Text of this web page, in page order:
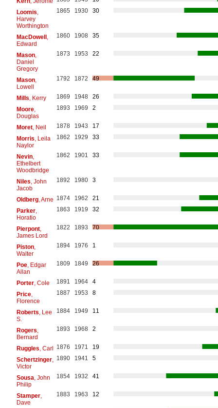
Loomis
Harvey
Worthington
1865 1930 30
MacDowell,
Edward
1860 1908 35
Mason,
Daniel
Gregory
1873 1953 22
Mason,
Lowell
1792 1872 49
Mills , Kerry 1869 1948
26
Moore,
Douglas
1893 1969 2
Moret, Neil 1878 1943
17
Morris , Leila
Naylor
1862 1929 33
Nevin,
Ethelbert
Woodbridge
1862 1901 33
Niles , John
Jacob
1892 1980 3
Oldberg, Arne 1874 1962
21
Parker,
Horatio
1863 1919 32
Pierpont,
James Lord
1822 1893 70
Piston,
Walter
1894 1976 1
Poe, Edgar
Allan
1809 1849 26
Porter, Cole 1891 1964
4
Price,
Florence
1887 1953 8
Roberts , Lee
S.
1884 1949 11
Rogers
Bernard
1893 1968 2
Ruggles , Carl 1876 1971
19
Schertzinger,
Victor
1890 1941 5
Sousa , John
Philip
1854 1932 41
Stamper,
Dave
1883 1963 12